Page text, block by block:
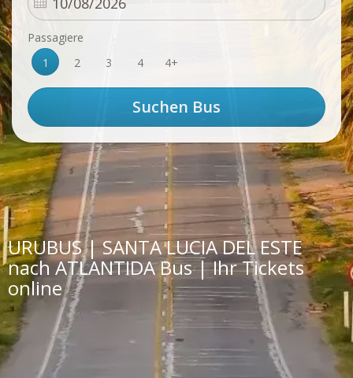
Passagiere
1
2 3 4 4+
URUBUS | SANTA LUCIA DEL ESTE
nach ATLANTIDA Bus | Ihr Tickets
online